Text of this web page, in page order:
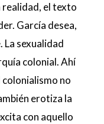
realidad, el texto
García desea,
La sexualidad
colonial. Ahí
no
erotiza la
con aquello